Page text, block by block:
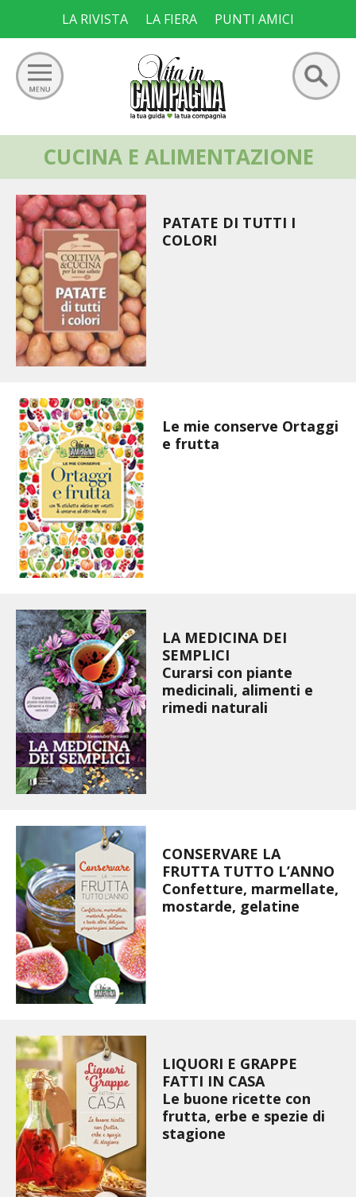
content
LA RIVISTA LA FIERA PUNTI AMICI
GIARDINO
ORTO
FRUTTETO
VIGNETO
ALLEVAMENTI
BIODIVERSITÀ
CUCINA
PRODOTTI
FARFALLE DELLA CAMPAGNA
PICCOLO POLLAIO
STORIE DEI LETTORI
CONSERVE DELL’ORTO
FACEM
STIHL
BLUMEN
PELLENC
MEDICINA DEI SEMPLICI
SCONTI NOVEMBRE
COMPO
HUSQVARNA
ZAPI GARDEN
BENZA
ORTO BIO – TECNICHE DI COLTIVAZIONE
THERMACELL
CUCINA E ALIMENTAZIONE
PATATE DI TUTTI I
COLORI
Le mie conserve Ortaggi
e frutta
LA MEDICINA DEI
SEMPLICI
Curarsi con piante
medicinali, alimenti e
rimedi naturali
CONSERVARE LA
FRUTTA TUTTO L’ANNO
Confetture, marmellate,
mostarde, gelatine
LIQUORI E GRAPPE
FATTI IN CASA
Le buone ricette con
frutta, erbe e spezie di
stagione